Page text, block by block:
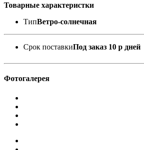
Товарные характеристки
ТипВетро-солнечная
Срок поставкиПод заказ 10 р дней
Фотогалерея